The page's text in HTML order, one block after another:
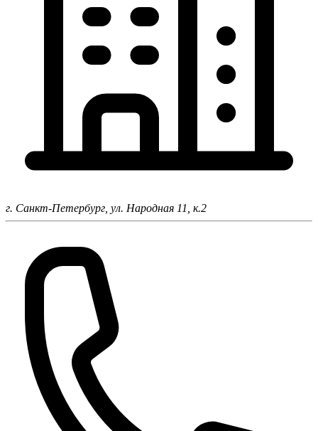
г. Санкт-Петербург, ул. Народная 11, к.2